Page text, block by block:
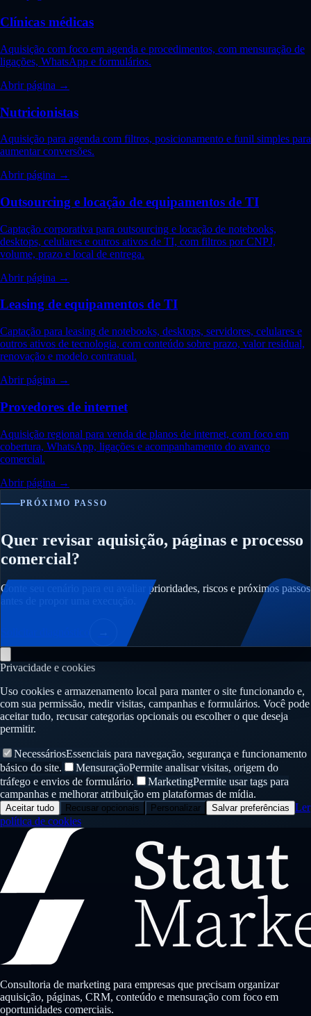
Clínicas médicas
Aquisição com foco em agenda e procedimentos, com mensuração de
ligações, WhatsApp e formulários.
Abrir página →
Nutricionistas
Aquisição para agenda com filtros, posicionamento e funil simples para
aumentar conversões.
Abrir página →
Outsourcing e locação de equipamentos de TI
Captação corporativa para outsourcing e locação de notebooks,
desktops, celulares e outros ativos de TI, com filtros por CNPJ,
volume, prazo e local de entrega.
Abrir página →
Leasing de equipamentos de TI
Captação para leasing de notebooks, desktops, servidores, celulares e
outros ativos de tecnologia, com conteúdo sobre prazo, valor residual,
renovação e modelo contratual.
Abrir página →
Provedores de internet
Aquisição regional para venda de planos de internet, com foco em
cobertura, WhatsApp, ligações e acompanhamento do avanço
comercial.
Abrir página →
PRÓXIMO PASSO
Quer revisar aquisição, páginas e processo
comercial?
Conte seu cenário para eu avaliar prioridades, riscos e próximos passos
Privacidade e cookies
Uso cookies e armazenamento local para manter o site funcionando e,
com sua permissão, medir visitas, campanhas e formulários. Você pode
aceitar tudo, recusar categorias opcionais ou escolher o que deseja
permitir.
NecessáriosEssenciais para navegação, segurança e funcionamento
básico do site.
MensuraçãoPermite analisar visitas, origem do
tráfego e envios de formulário.
MarketingPermite usar tags para
campanhas e melhorar atribuição em plataformas de mídia.
Aceitar tudo Recusar opcionais Personalizar Salvar preferências Ler
política de cookies
Consultoria de marketing para empresas que precisam organizar
aquisição, páginas, CRM, conteúdo e mensuração com foco em
oportunidades comerciais.